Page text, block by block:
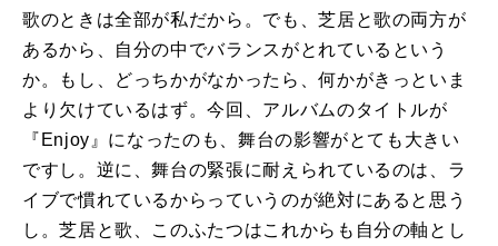
歌のときは全部が私だから。でも、芝居と歌の両方が
あるから、自分の中でバランスがとれているという
か。もし、どっちかがなかったら、何かがきっといま
より欠けているはず。今回、アルバムのタイトルが
『Enjoy』になったのも、舞台の影響がとても大きい
ですし。逆に、舞台の緊張に耐えられているのは、ラ
イブで慣れているからっていうのが絶対にあると思う
し。芝居と歌、このふたつはこれからも自分の軸とし